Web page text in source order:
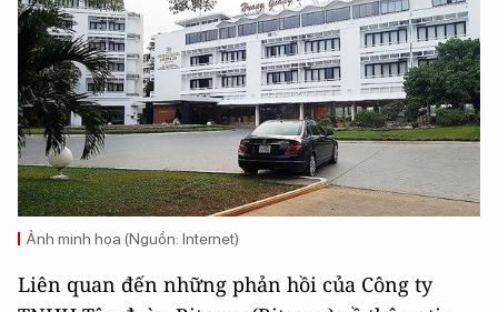
Ảnh minh họa (Nguồn: Internet)
Liên quan đến những phản hồi của Công ty